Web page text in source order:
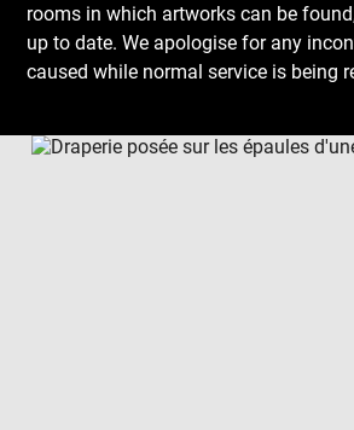
rooms in which artworks can be
up to date. We apologise for any
caused while normal service is being
Download
Next
Previous